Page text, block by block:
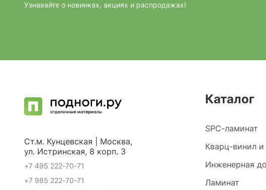
Узнавайте о новинках, акциях и распродажах!
Каталог
SPC-ламинат
Кварц-винил и
Инженерная
Ламинат
Ст.м. Кунцевская | Москва,
ул. Истринская, 8 корп. 3
+7 495 222-70-71
+7 985 222-70-71